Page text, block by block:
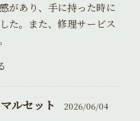
があり、手に持った時に
た。また、修理サービス
ルセット 2026/06/04